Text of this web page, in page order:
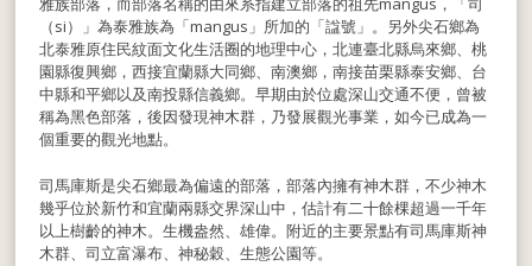
（si）」為泰雅族為「mangus」所加的「諡號」。另外尖石鄉為
北泰雅原住民紋面文化生活圈的地理中心，北連臺北縣烏來鄉、桃
園縣復興鄉，西接宜蘭縣大同鄉、南澳鄉，南接苗栗縣泰安鄉、台
中縣和平鄉以及南投縣信義鄉。早期由於位處深山交通不便，曾被
稱為黑色部落，後因發現神木群，乃發展觀光事業，如今已成為一
個重要的觀光地點。
司馬庫斯是尖石鄉最為偏遠的部落，部落內擁有神木群，不少神木
幾乎位於新竹和宜蘭兩縣交界深山中，估計有二十餘棵超過一千年
以上樹齡的神木。生機盎然、雄偉。附近的主要景點有司馬庫斯神
木群、司立富瀑布、神秘穀、生態公園等。